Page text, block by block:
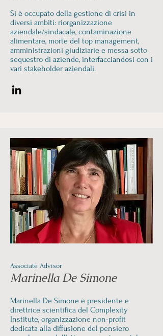
Si è occupato della gestione di crisi in
diversi ambiti: riorganizzazione
aziendale/sindacale, contaminazione
alimentare, morte del top management,
amministrazioni giudiziarie e messa sotto
sequestro di aziende, interfacciandosi con i
vari stakeholder aziendali.
Associate Advisor
Marinella De Simone
Marinella De Simone è presidente e
direttrice scientifica del Complexity
Institute, organizzazione non-profit
dedicata alla diffusione del pensiero